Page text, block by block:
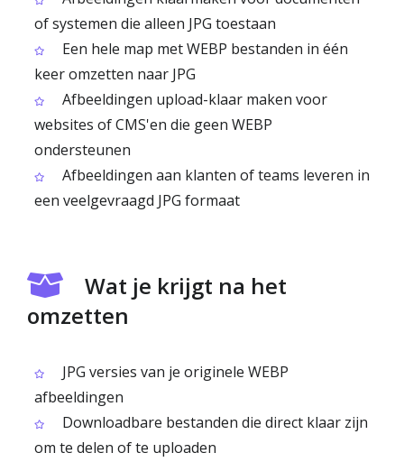
of systemen die alleen JPG toestaan
Een hele map met WEBP bestanden in één
keer omzetten naar JPG
Afbeeldingen upload-klaar maken voor
websites of CMS'en die geen WEBP
ondersteunen
Afbeeldingen aan klanten of teams leveren in
een veelgevraagd JPG formaat
Wat je krijgt na het
omzetten
JPG versies van je originele WEBP
afbeeldingen
Downloadbare bestanden die direct klaar zijn
om te delen of te uploaden